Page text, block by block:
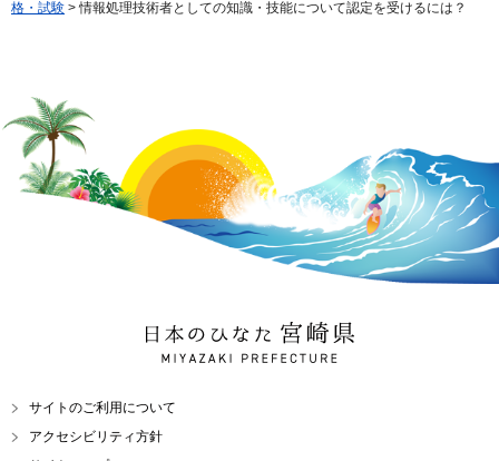
格・試験 > 情報処理技術者としての知識・技能について認定を受けるには？
日本のひなた 宮崎県
MIYAZAKI PREFECTURE
サイトのご利用について
アクセシビリティ方針